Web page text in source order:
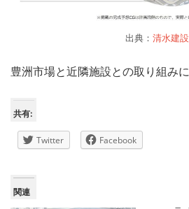
出典： 清水建設
豊洲市場と近隣施設との取り組み
共有:
Twitter Facebook
関連